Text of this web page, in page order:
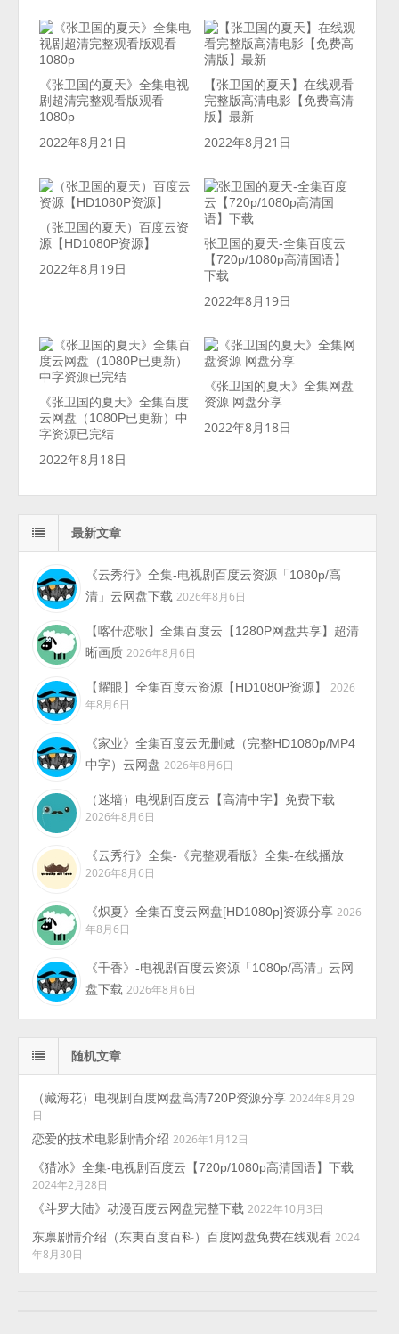
《张卫国的夏天》全集电视
剧超清完整观看版观看
1080p
2022年8月21日
【张卫国的夏天】在线观看
完整版高清电影【免费高清
版】最新
2022年8月21日
（张卫国的夏天）百度云资
源【HD1080P资源】
2022年8月19日
张卫国的夏天-全集百度云
【720p/1080p高清国语】
下载
2022年8月19日
《张卫国的夏天》全集百度
云网盘（1080P已更新）中
字资源已完结
2022年8月18日
《张卫国的夏天》全集网盘
资源 网盘分享
2022年8月18日
最新文章
《云秀行》全集-电视剧百度云资源「1080p/高
清」云网盘下载 2026年8月6日
【喀什恋歌】全集百度云【1280P网盘共享】超清
晰画质 2026年8月6日
【耀眼】全集百度云资源【HD1080P资源】
2026
年8月6日
《家业》全集百度云无删减（完整HD1080p/MP4
中字）云网盘 2026年8月6日
（迷墙）电视剧百度云【高清中字】免费下载
2026年8月6日
《云秀行》全集-《完整观看版》全集-在线播放
2026年8月6日
《炽夏》全集百度云网盘[HD1080p]资源分享 2026
年8月6日
《千香》-电视剧百度云资源「1080p/高清」云网
盘下载 2026年8月6日
随机文章
（藏海花）电视剧百度网盘高清720P资源分享 2024年8月29
日
恋爱的技术电影剧情介绍 2026年1月12日
《猎冰》全集-电视剧百度云【720p/1080p高清国语】下载
2024年2月28日
《斗罗大陆》动漫百度云网盘完整下载 2022年10月3日
东禀剧情介绍（东夷百度百科）百度网盘免费在线观看 2024
年8月30日